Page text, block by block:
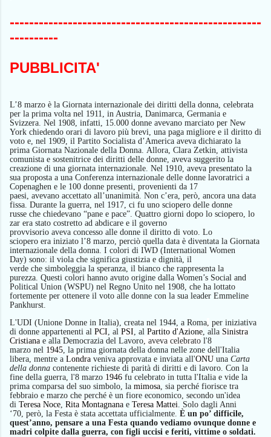
----------------------------------------------------
----------
PUBBLICITA'
L’8 marzo è la Giornata internazionale dei diritti della donna, celebrata
per la prima volta nel 1911, in Austria, Danimarca, Germania e
Svizzera. Nel 1908, infatti, 15.000 donne avevano marciato per New
York chiedendo orari di lavoro più brevi, una paga migliore e il diritto di
voto e, nel 1909, il Partito Socialista d’America aveva dichiarato la
prima Giornata Nazionale della Donna. Allora, Clara Zetkin, attivista
comunista e sostenitrice dei diritti delle donne, aveva suggerito la
creazione di una giornata internazionale. Nel 1910, aveva presentato la
sua proposta a una Conferenza internazionale delle donne lavoratrici a
Copenaghen e le 100 donne presenti, provenienti da 17
paesi, avevano accettato all’unanimità. Non c’era, però, ancora una data
fissa. Durante la guerra, nel 1917, ci fu uno sciopero delle donne
russe che chiedevano “pane e pace”. Quattro giorni dopo lo sciopero, lo
zar era stato costretto ad abdicare e il governo
provvisorio aveva concesso alle donne il diritto di voto. Lo
sciopero era iniziato l’8 marzo, perciò quella data è diventata la Giornata
internazionale della donna. I colori di IWD (International Women
Day) sono: il viola che significa giustizia e dignità, il
verde che simboleggia la speranza, il bianco che rappresenta la
purezza. Questi colori hanno avuto origine dalla Women’s Social and
Political Union (WSPU) nel Regno Unito nel 1908, che ha lottato
fortemente per ottenere il voto alle donne con la sua leader Emmeline
Pankhurst.
L'UDI (Unione Donne in Italia), creata nel 1944, a Roma, per iniziativa
di donne appartenenti al PCI, al PSI, al Partito d'Azione, alla Sinistra
Cristiana e alla Democrazia del Lavoro, aveva celebrato l'8
marzo nel 1945, la prima giornata della donna nelle zone dell'Italia
libera, mentre a Londra veniva approvata e inviata all'ONU una Carta
della donna contenente richieste di parità di diritti e di lavoro. Con la
fine della guerra, l'8 marzo 1946 fu celebrato in tutta l'Italia e vide la
prima comparsa del suo simbolo, la mimosa, sia perché fiorisce tra
febbraio e marzo che perché è un fiore economico, secondo un'idea
di Teresa Noce, Rita Montagnana e Teresa Mattei. Solo dagli Anni
‘70, però, la Festa è stata accettata ufficialmente. È un po’ difficile,
quest’anno, pensare a una Festa quando vediamo ovunque donne e
madri colpite dalla guerra, con figli uccisi e feriti, vittime o soldati.